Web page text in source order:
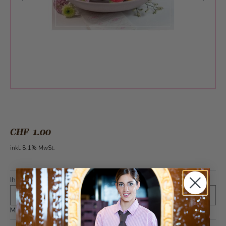
CHF 1.00
inkl. 8.1% MwSt.
Ihr Grusskarten Text (auf Wunsch) *
Maximal 400 Zeichen